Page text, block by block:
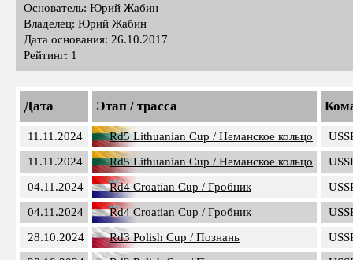
Основатель: Юрий Жабин
Владелец: Юрий Жабин
Дата основания: 26.10.2017
Рейтинг: 1
Дата Этап / трасса
11.11.2024 Rd5 Lithuanian Cup / Неманское кольцо
11.11.2024
Rd5 Lithuanian Cup / Неманское кольцо
04.11.2024
Rd4 Croatian Cup / Гробник
04.11.2024
Rd4 Croatian Cup / Гробник
28.10.2024
Rd3 Polish Cup / Познань